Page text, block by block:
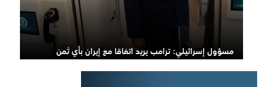
مسؤول إسرائيلي: ترامب يريد اتفاقا مع إيران بأي ثمن